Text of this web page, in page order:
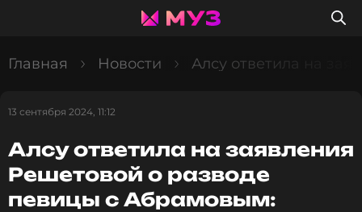
Главная Новости Алсу ответила на
13 сентября 2024, 11:12
Алсу ответила на заявления
Решетовой о разводе
певицы с Абрамовым: